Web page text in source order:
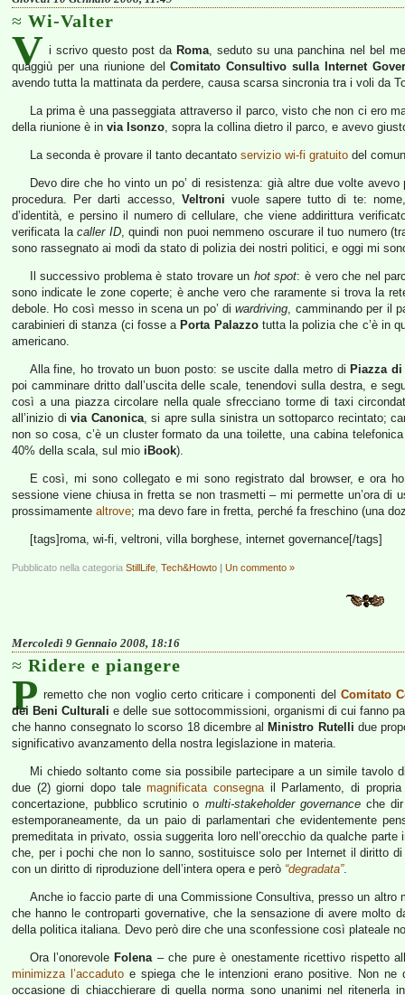
Wi-Valter
V i scrivo questo post da Roma, seduto su una panchina nel bel
quaggiù per una riunione delComitato Consultivo sulla Internet
avendo tutta la mattinata da perdere, causa scarsa sincronia tra i voli da
La prima è una passeggiata attraverso il parco, visto che non ci ero
della riunione è in via Isonzo, sopra la collina dietro il parco, e avevo
La seconda è provare il tanto decantato servizio wi-fi gratuitodel
Devo dire che ho vinto un po’ di resistenza: già altre due volte
procedura. Per darti accesso, Veltroni vuole sapere tutto di te:
d’identità, e persino il numero di cellulare, che viene addirittura
verificata lacaller ID, quindi non puoi nemmeno oscurare il tuo numero
sono rassegnato ai modi da stato di polizia dei nostri politici, e oggi mi
Il successivo problema è stato trovare un hot spot: è vero che nel
sono indicate le zone coperte; è anche vero che raramente si trova la
debole. Ho così messo in scena un po’ diwardriving, camminando per il
carabinieri di stanza (ci fosse a Porta Palazzotutta la polizia che c’è in
americano.
Alla fine, ho trovato un buon posto: se uscite dalla metro di Piazza
poi camminare dritto dall’uscita delle scale, tenendovi sulla destra, e
così a una piazza circolare nella quale sfrecciano torme di taxi
all’inizio divia Canonica, si apre sulla sinistra un sottoparco recintato;
non so cosa, c’è un cluster formato da una toilette, una cabina
40% della scala, sul mio iBook).
E così, mi sono collegato e mi sono registrato dal browser, e ora
sessione viene chiusa in fretta se non trasmetti – mi permette un’ora di
prossimamente altrove; ma devo fare in fretta, perché fa freschino (una
[tags]roma, wi-fi, veltroni, villa borghese, internet governance[/tags]
Pubblicato nella categoria StillLife Tech&Howto | Un commento »
Mercoledì 9 Gennaio 2008, 18:16
Ridere e piangere
P remetto che non voglio certo criticare i componenti del Comitato
dei Beni Culturali e delle sue sottocommissioni, organismi di cui fanno
che hanno consegnato lo scorso 18 dicembre al Ministro Rutelli due
significativo avanzamento della nostra legislazione in materia.
Mi chiedo soltanto come sia possibile partecipare a un simile tavolo
due (2) giorni dopo talemagnificata consegnail Parlamento, di propria
concertazione, pubblico scrutinio o multi-stakeholder governanceche dir
estemporaneamente, da un paio di parlamentari che evidentemente
premeditata in privato, ossia suggerita loro nell’orecchio da qualche
che, per i pochi che non lo sanno, sostituisce solo per Internet il diritto
con un diritto di riproduzione dell’intera opera e però “degradata”.
Anche io faccio parte di una Commissione Consultiva, presso un
che hanno le controparti governative, che la sensazione di avere molto
della politica italiana. Devo però dire che una sconfessione così plateale
Ora l’onorevole Folena– che pure è onestamente ricettivo rispetto
minimizza l’accadutoe spiega che le intenzioni erano positive. Non
occasione di chiacchierare di quella norma sono unanimi nel ritenerla